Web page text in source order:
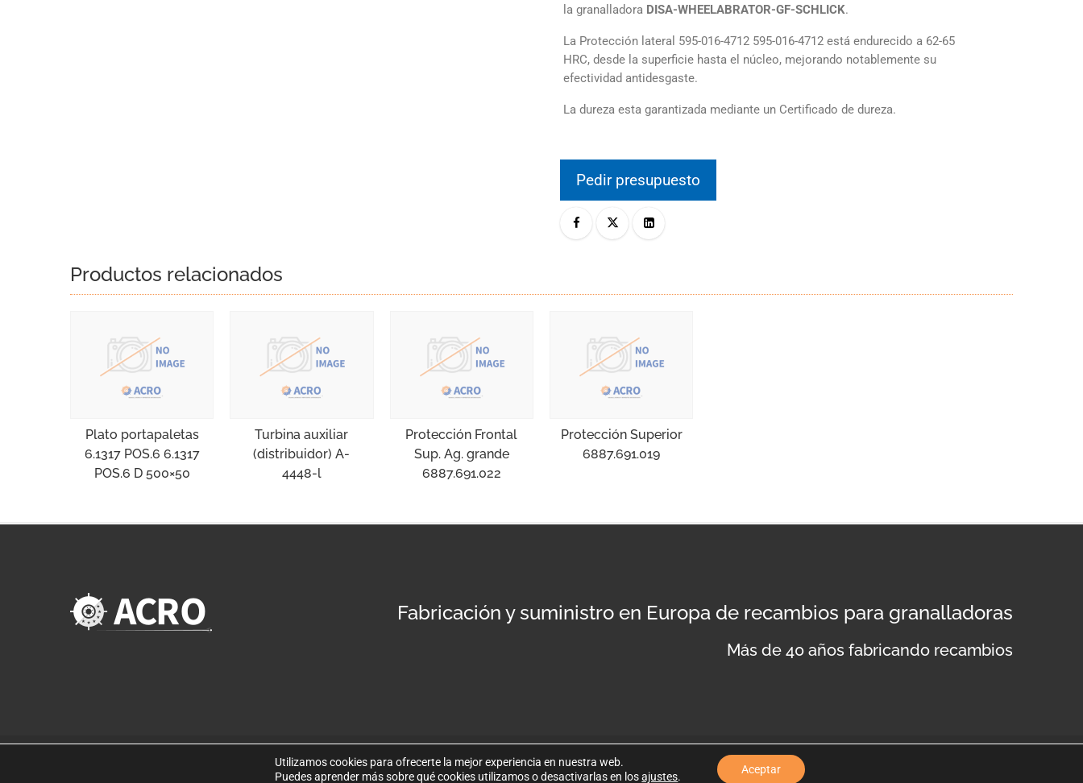
la granalladora DISA-WHEELABRATOR-GF-SCHLICK.
La Protección lateral 595-016-4712 595-016-4712 está endurecido a 62-65
HRC, desde la superficie hasta el núcleo, mejorando notablemente su
efectividad antidesgaste.
La dureza esta garantizada mediante un Certificado de dureza.
Pedir presupuesto
Productos relacionados
Plato portapaletas
6.1317 POS.6 6.1317
POS.6 D 500×50
Turbina auxiliar
(distribuidor) A-
4448-l
Protección Frontal
Sup. Ag. grande
6887.691.022
Protección Superior
6887.691.019
Fabricación y suministro en Europa de recambios para granalladoras
Más de 40 años fabricando recambios
. Disseny web per Bredax Política de privacidad
Utilizamos cookies para ofrecerte la mejor experiencia en nuestra web.
Puedes aprender más sobre qué cookies utilizamos o desactivarlas en losajustes.
Aceptar